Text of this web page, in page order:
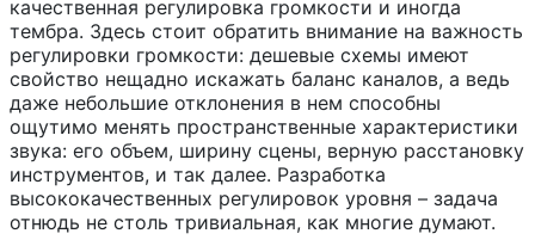
качественная регулировка громкости и иногда
тембра. Здесь стоит обратить внимание на важность
регулировки громкости: дешевые схемы имеют
свойство нещадно искажать баланс каналов, а ведь
даже небольшие отклонения в нем способны
ощутимо менять пространственные характеристики
звука: его объем, ширину сцены, верную расстановку
инструментов, и так далее. Разработка
высококачественных регулировок уровня – задача
отнюдь не столь тривиальная, как многие думают.